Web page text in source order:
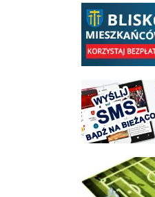
link do opisu aplikacji
link do strony
link do opisu